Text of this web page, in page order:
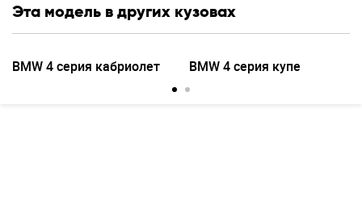
Эта модель в других кузовах
BMW 4 серия кабриолет BMW 4 серия купе